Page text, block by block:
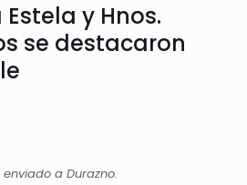
Estela y Hnos.
se destacaron
a Durazno.